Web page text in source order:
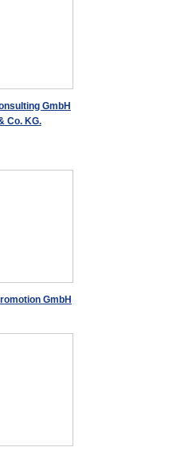
GmbH
Co. KG.
GmbH